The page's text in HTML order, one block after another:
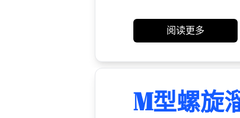
阅读更多
M型螺旋